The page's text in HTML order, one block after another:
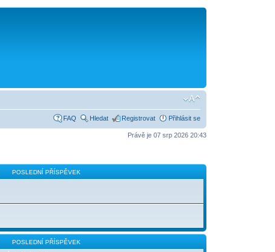
FAQ Hledat Registrovat Přihlásit se
Právě je 07 srp 2026 20:43
POSLEDNÍ PŘÍSPĚVEK
POSLEDNÍ PŘÍSPĚVEK